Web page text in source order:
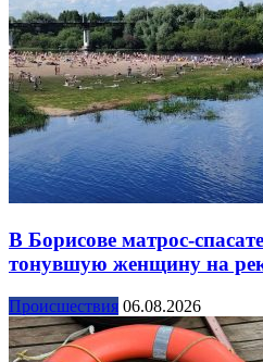
В Борисове матрос-
тонувшую женщину на
Происшествия 06.08.2026